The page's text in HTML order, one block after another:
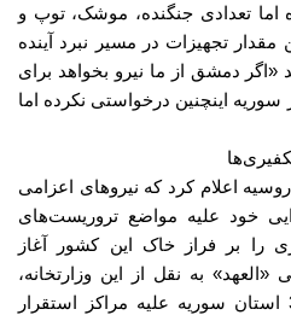
اما تعدادی جنگنده، موشک، توپ و
مقدار تجهیزات در مسیر نبرد آینده
«اگر دمشق از ما نیرو بخواهد برای
سوریه اینچنین درخواستی نکرده اما
اعلام کرد که نیروهای اعزامی
خود علیه مواضع تروریست‌های
را بر فراز خاک این کشور آغاز
« العهد» به نقل از این وزارتخانه،
استان سوریه علیه مراکز استقرار